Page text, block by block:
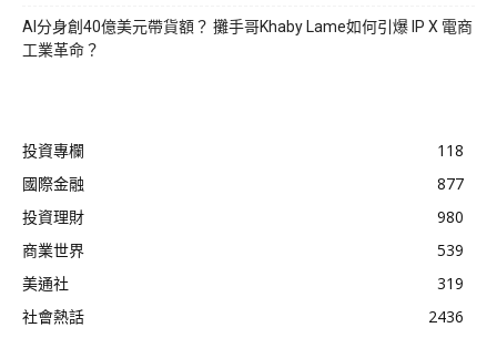
AI分身創40億美元帶貨額？ 攤手哥Khaby Lame如何引爆 IP X 電商
工業革命？
投資專欄
118
國際金融
877
投資理財
980
商業世界
539
美通社
319
社會熱話
2436